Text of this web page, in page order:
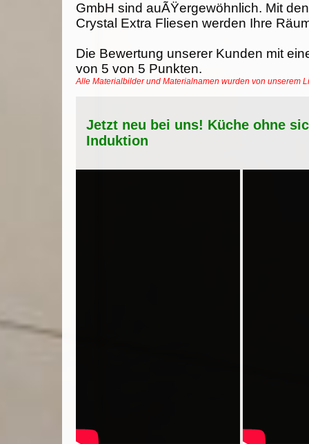
GmbH sind auÃŸergewöhnlich. Mit
Crystal Extra Fliesen werden Ihre
Die Bewertung unserer Kunden mit
von 5 von 5 Punkten.
Alle Materialbilder und Materialnamen wurden von unserem
Jetzt neu bei uns! Küche ohne
Induktion